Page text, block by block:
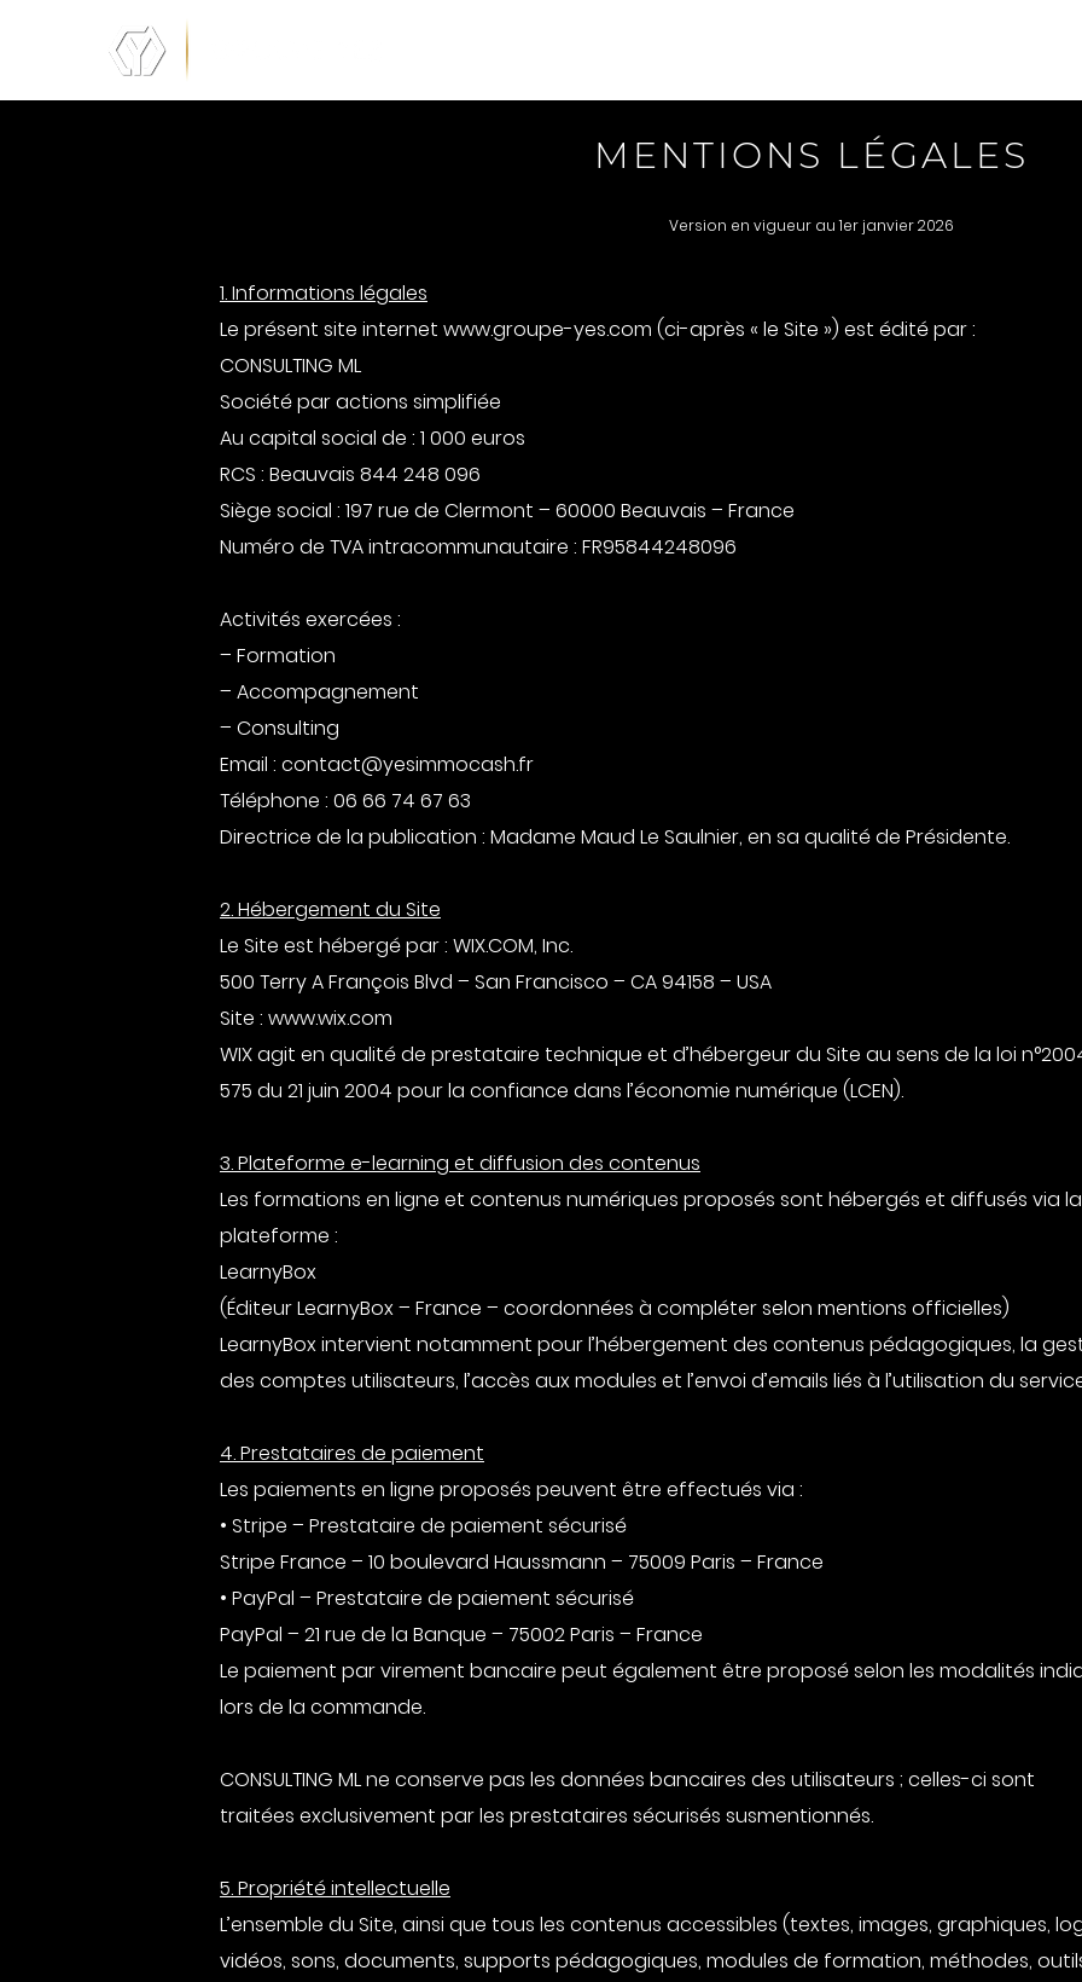
MENTIONS LÉGALES
Version en vigueur au 1er janvier 2026
1. Informations légales
Le présent site internet www.groupe-yes.com (ci-après « le Site ») est édité par :
CONSULTING ML
Société par actions simplifiée
Au capital social de : 1 000 euros
RCS : Beauvais 844 248 096
Siège social : 197 rue de Clermont – 60000 Beauvais – France
Numéro de TVA intracommunautaire : FR95844248096
Activités exercées :
– Formation
– Accompagnement
– Consulting
Email : contact@yesimmocash.fr
Téléphone : 06 66 74 67 63
Directrice de la publication : Madame Maud Le Saulnier, en sa qualité de Présidente.
2. Hébergement du Site
Le Site est hébergé par : WIX.COM, Inc.
500 Terry A François Blvd – San Francisco – CA 94158 – USA
Site : www.wix.com
WIX agit en qualité de prestataire technique et d’hébergeur du Site au sens de la loi
575 du 21 juin 2004 pour la confiance dans l’économie numérique (LCEN).
3. Plateforme e-learning et diffusion des contenus
Les formations en ligne et contenus numériques proposés sont hébergés et diffusés via la
plateforme :
LearnyBox
(Éditeur LearnyBox – France – coordonnées à compléter selon mentions officielles)
LearnyBox intervient notamment pour l’hébergement des contenus pédagogiques, la
des comptes utilisateurs, l’accès aux modules et l’envoi d’emails liés à l’utilisation du
4. Prestataires de paiement
Les paiements en ligne proposés peuvent être effectués via :
• Stripe – Prestataire de paiement sécurisé
Stripe France – 10 boulevard Haussmann – 75009 Paris – France
• PayPal – Prestataire de paiement sécurisé
PayPal – 21 rue de la Banque – 75002 Paris – France
Le paiement par virement bancaire peut également être proposé selon les modalités
lors de la commande.
CONSULTING ML ne conserve pas les données bancaires des utilisateurs ; celles-ci sont
traitées exclusivement par les prestataires sécurisés susmentionnés.
5. Propriété intellectuelle
L’ensemble du Site, ainsi que tous les contenus accessibles (textes, images, graphiques,
vidéos, sons, documents, supports pédagogiques, modules de formation, méthodes,